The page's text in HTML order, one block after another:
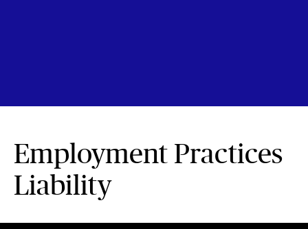
Employment Practices
Liability